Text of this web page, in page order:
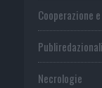
Cooperazione
Publiredazionali
Necrologie